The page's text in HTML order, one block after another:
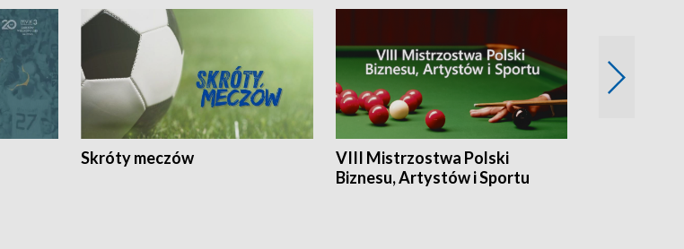
Skróty meczów
VIII Mistrzostwa Polski
Biznesu, Artystów i Sportu